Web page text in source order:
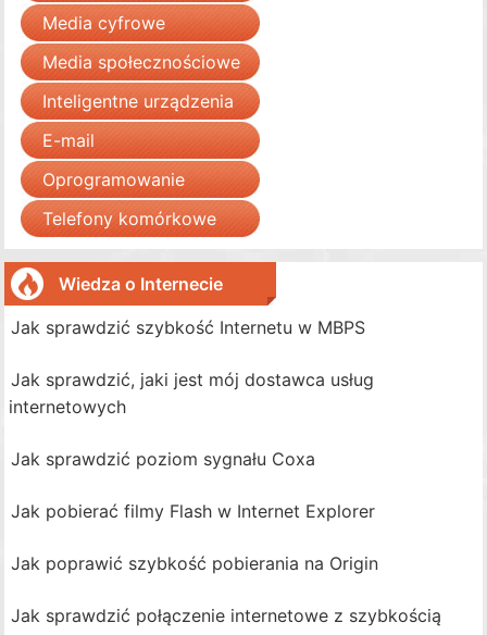
Media cyfrowe
Media społecznościowe
Inteligentne urządzenia
E-mail
Oprogramowanie
Telefony komórkowe
Wiedza o Internecie
Jak sprawdzić szybkość Internetu w MBPS
Jak sprawdzić, jaki jest mój dostawca usług
internetowych
Jak sprawdzić poziom sygnału Coxa
Jak pobierać filmy Flash w Internet Explorer
Jak poprawić szybkość pobierania na Origin
Jak sprawdzić połączenie internetowe z szybkością